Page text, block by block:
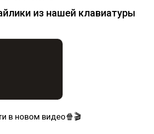
из нашей клавиатуры
в новом видео🍿🎬